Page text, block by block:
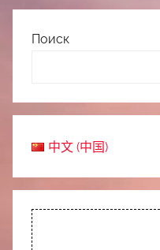
Поиск
中文 (中国)